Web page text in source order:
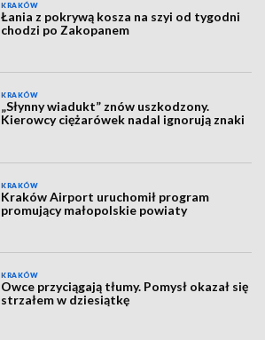
KRAKÓW
Łania z pokrywą kosza na szyi od tygodni
chodzi po Zakopanem
KRAKÓW
„Słynny wiadukt” znów uszkodzony.
Kierowcy ciężarówek nadal ignorują znaki
KRAKÓW
Kraków Airport uruchomił program
promujący małopolskie powiaty
KRAKÓW
Owce przyciągają tłumy. Pomysł okazał się
strzałem w dziesiątkę